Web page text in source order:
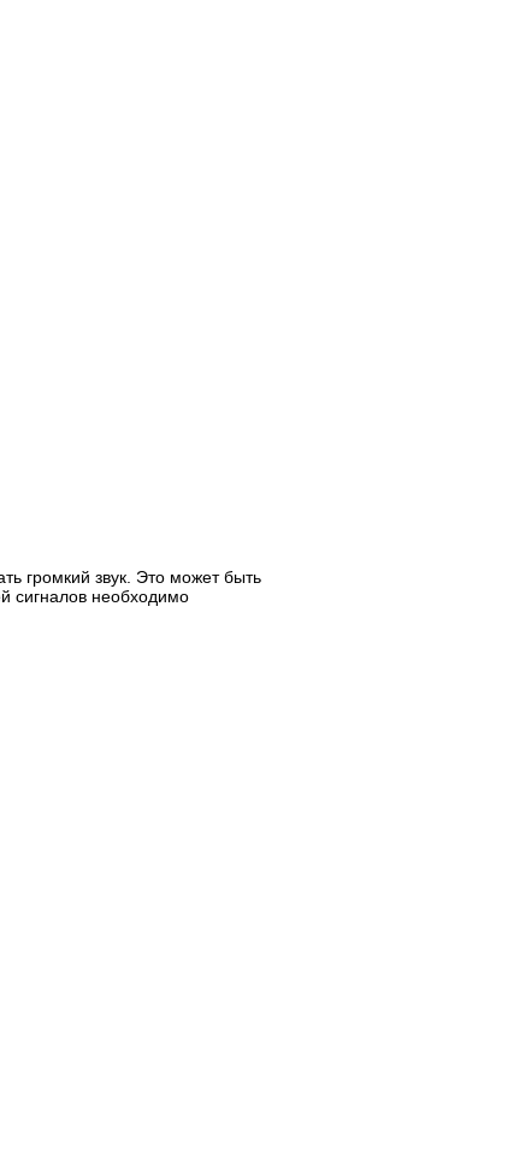
громкий звук. Это может быть
сигналов необходимо